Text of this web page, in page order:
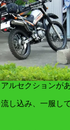
ルセクションが
し込み、一服し